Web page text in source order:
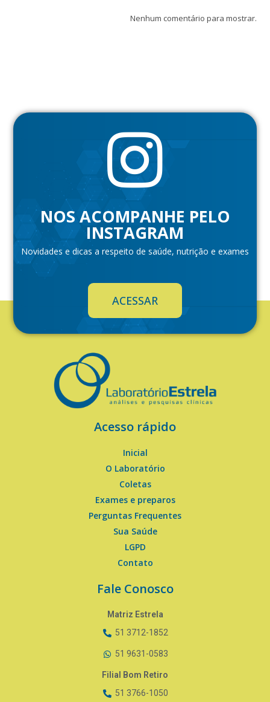
Nenhum comentário para mostrar.
NOS ACOMPANHE PELO
INSTAGRAM
Novidades e dicas a respeito de saúde, nutrição e exames
ACESSAR
Acesso rápido
Inicial
O Laboratório
Coletas
Exames e preparos
Perguntas Frequentes
Sua Saúde
LGPD
Contato
Fale Conosco
Matriz Estrela
51 3712-1852
51 9631-0583
Filial Bom Retiro
51 3766-1050